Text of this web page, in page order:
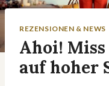
REZENSIONEN & NEWS
Ahoi!
auf hoher